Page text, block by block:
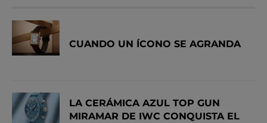
CUANDO UN ÍCONO SE AGRANDA
LA CERÁMICA AZUL TOP GUN
MIRAMAR DE IWC CONQUISTA EL